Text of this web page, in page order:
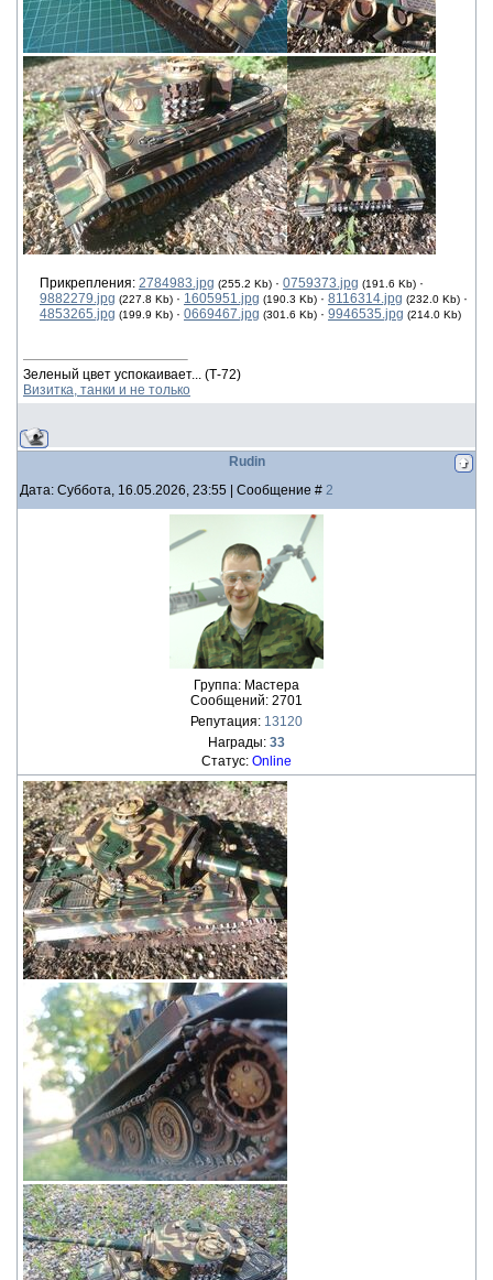
Прикрепления: 2784983.jpg (255.2 Kb) · 0759373.jpg (191.6 Kb) ·
9882279.jpg (227.8 Kb) · 1605951.jpg (190.3 Kb) · 8116314.jpg (232.0 Kb) ·
4853265.jpg (199.9 Kb) · 0669467.jpg (301.6 Kb) · 9946535.jpg (214.0 Kb)
Зеленый цвет успокаивает... (Т-72)
Визитка, танки и не только
Rudin
Дата: Суббота, 16.05.2026, 23:55 | Сообщение # 2
Группа: Мастера
Сообщений: 2701
Репутация: 13120
Награды: 33
Статус: Online